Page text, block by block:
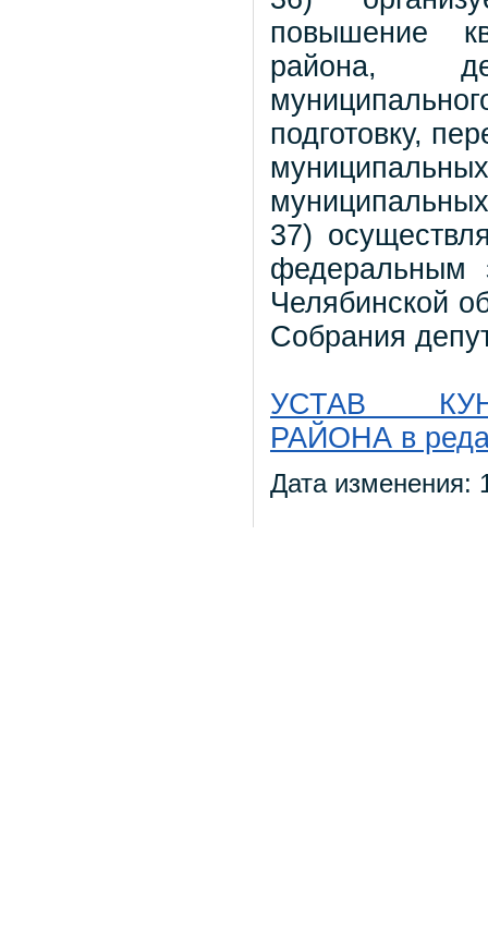
повышение
района,
подготовку,
37)
федеральным
Челябинской
Собрания
УСТАВ
РАЙОНА в
Дата изменения: